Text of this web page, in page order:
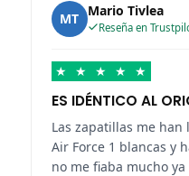
MT Mario Tivlea
Reseña en
★ ★ ★ ★ ★
ES IDÉNTICO AL
Las zapatillas me
Air Force 1 blancas y
no me fiaba mucho